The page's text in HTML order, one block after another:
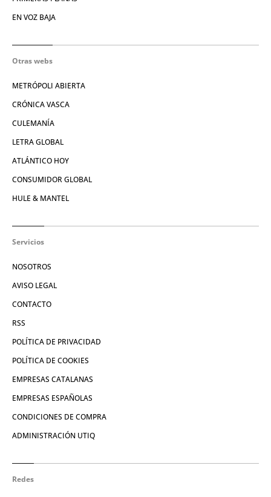
EN VOZ BAJA
Otras webs
METRÓPOLI ABIERTA
CRÓNICA VASCA
CULEMANÍA
LETRA GLOBAL
ATLÁNTICO HOY
CONSUMIDOR GLOBAL
HULE & MANTEL
Servicios
NOSOTROS
AVISO LEGAL
CONTACTO
RSS
POLÍTICA DE PRIVACIDAD
POLÍTICA DE COOKIES
EMPRESAS CATALANAS
EMPRESAS ESPAÑOLAS
CONDICIONES DE COMPRA
ADMINISTRACIÓN UTIQ
Redes